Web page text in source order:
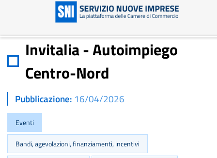
Invitalia - Autoimpiego
Centro-Nord
Pubblicazione 16/04/2026
Eventi
Bandi, agevolazioni, finanziamenti, incentivi